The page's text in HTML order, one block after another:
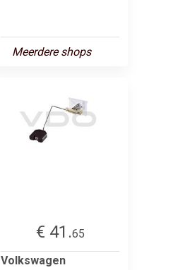
Meerdere shops
€ 41.65
Volkswagen